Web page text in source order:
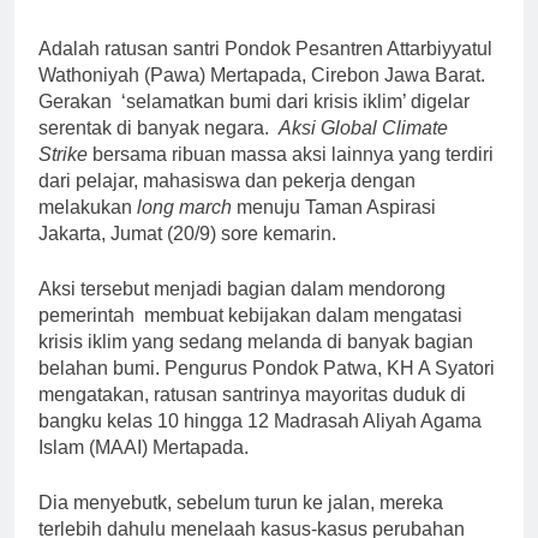
Adalah ratusan santri Pondok Pesantren Attarbiyyatul
Wathoniyah (Pawa) Mertapada, Cirebon Jawa Barat.
Gerakan ‘selamatkan bumi dari krisis iklim’ digelar
serentak di banyak negara. Aksi Global Climate
Strike bersama ribuan massa aksi lainnya yang terdiri
dari pelajar, mahasiswa dan pekerja dengan
melakukan long march menuju Taman Aspirasi
Jakarta, Jumat (20/9) sore kemarin.
Aksi tersebut menjadi bagian dalam mendorong
pemerintah membuat kebijakan dalam mengatasi
krisis iklim yang sedang melanda di banyak bagian
belahan bumi. Pengurus Pondok Patwa, KH A Syatori
mengatakan, ratusan santrinya mayoritas duduk di
bangku kelas 10 hingga 12 Madrasah Aliyah Agama
Islam (MAAI) Mertapada.
Dia menyebutk, sebelum turun ke jalan, mereka
terlebih dahulu menelaah kasus-kasus perubahan